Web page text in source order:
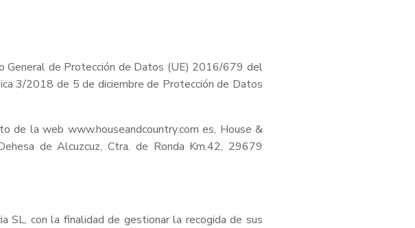
General de Protección de Datos (UE) 2016/679 del
3/2018 de 5 de diciembre de Protección de Datos
de la web www.houseandcountry.com es, House &
de Alcuzcuz, Ctra. de Ronda Km.42, 29679
SL, con la finalidad de gestionar la recogida de sus